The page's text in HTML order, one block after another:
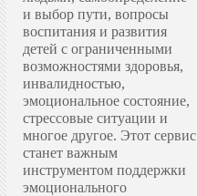
и выбор пути, вопросы
воспитания и развития
детей с ограниченными
возможностями здоровья,
инвалидностью,
эмоциональное состояние,
стрессовые ситуации и
многое другое. Этот сервис
станет важным
инструментом поддержки
эмоционального